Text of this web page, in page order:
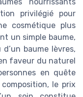
privilégié pour
cosmétique plus
un simple baume,
d’un baume lèvres,
faveur du naturel
en quête
le prix